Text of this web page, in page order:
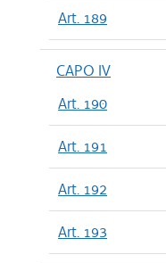
Art. 189
CAPO IV
Art. 190
Art. 191
Art. 192
Art. 193